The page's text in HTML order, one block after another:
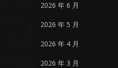
2026 年 6 月
2026 年 5 月
2026 年 4 月
2026 年 3 月